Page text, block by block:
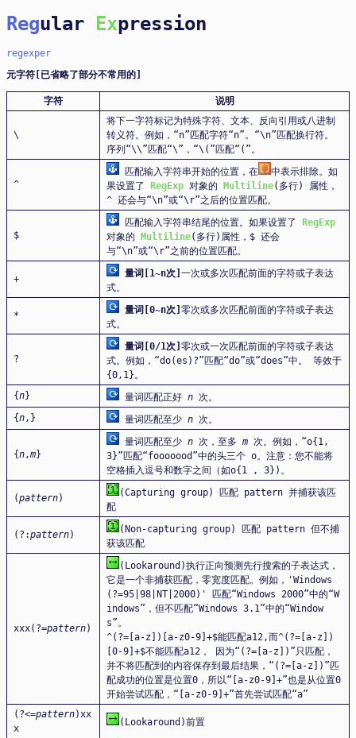
Regular Expression
regexper
元字符[已省略了部分不常用的]
字符 说明
\
将下一字符标记为特殊字符、文本、反向引用或八进制
转义符。例如，“n”匹配字符“n”。“\n”匹配换行符。
序列“\\”匹配“\”，“\(”匹配“(”。
^
匹配输入字符串开始的位置，在
中表示排除。如
果设置了
RegExp 对象的 Multiline(多行) 属性，
^ 还会与“\n”或“\r”之后的位置匹配。
$
匹配输入字符串结尾的位置。如果设置了
RegExp
对象的
Multiline(多行)属性，$ 还会
与“\n”或“\r”之前的位置匹配。
+ 量词[1~n次]一次或多次匹配前面的字符或子表达
式。
* 量词[0~n次]零次或多次匹配前面的字符或子表达
式。
?
量词[0/1次]零次或一次匹配前面的字符或子表达
式。例如，“do(es)?”匹配“do”或“does”中。 等效于
{0,1}。
{n} 量词匹配正好n 次。
{n,} 量词匹配至少n 次。
{n,m}
量词匹配至少n 次，至多m 次。例如，“o{1,
3}”匹配“fooooood”中的头三个 o。注意：您不能将
空格插入逗号和数字之间（如o{1 , 3})。
(pattern)
(Capturing group) 匹配 pattern 并捕获该匹
配
(?:pattern)
(Non-capturing group) 匹配 pattern 但不捕
获该匹配
xxx(?=pattern)
(Lookaround)执行正向预测先行搜索的子表达式，
它是一个非捕获匹配，零宽度匹配。例如，'Windows
(?=95|98|NT|2000)' 匹配“Windows 2000”中的“W
indows”，但不匹配“Windows 3.1”中的“Window
s”。
^(?=[a-z])[a-z0-9]+$能匹配a12,而^(?=[a-z])
[0-9]+$不能匹配a12， 因为“(?=[a-z])”只匹配，
并不将匹配到的内容保存到最后结果，“(?=[a-z])”匹
配成功的位置是位置0，所以“[a-z0-9]+”也是从位置0
开始尝试匹配，“[a-z0-9]+”首先尝试匹配“a”
(?<=pattern)xx
x
(Lookaround)前置